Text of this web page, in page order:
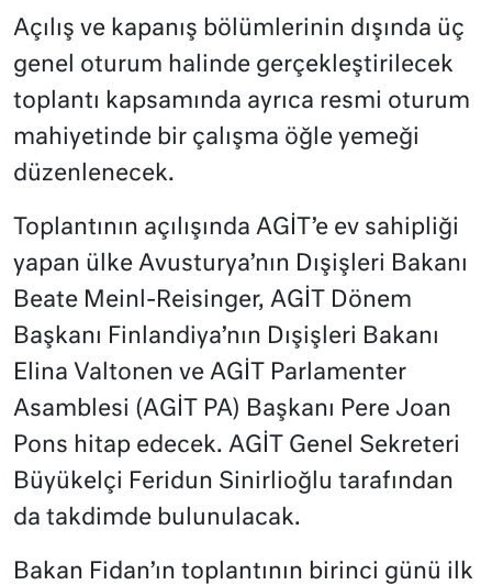
Açılış ve kapanış bölümlerinin dışında üç
genel oturum halinde gerçekleştirilecek
toplantı kapsamında ayrıca resmi oturum
mahiyetinde bir çalışma öğle yemeği
düzenlenecek.
Toplantının açılışında AGİT’e ev sahipliği
yapan ülke Avusturya’nın Dışişleri Bakanı
Beate Meinl-Reisinger, AGİT Dönem
Başkanı Finlandiya’nın Dışişleri Bakanı
Elina Valtonen ve AGİT Parlamenter
Asamblesi (AGİT PA) Başkanı Pere Joan
Pons hitap edecek. AGİT Genel Sekreteri
Büyükelçi Feridun Sinirlioğlu tarafından
da takdimde bulunulacak.
Bakan Fidan’ın toplantının birinci günü ilk